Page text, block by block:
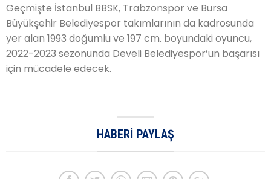
Geçmişte İstanbul BBSK, Trabzonspor ve Bursa
Büyükşehir Belediyespor takımlarının da kadrosunda
yer alan 1993 doğumlu ve 197 cm. boyundaki oyuncu,
2022-2023 sezonunda Develi Belediyespor’un başarısı
için mücadele edecek.
HABERI PAYLAŞ